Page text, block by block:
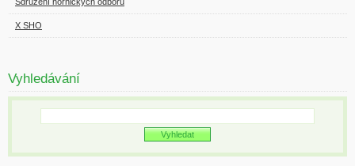
X SHO
Vyhledávání